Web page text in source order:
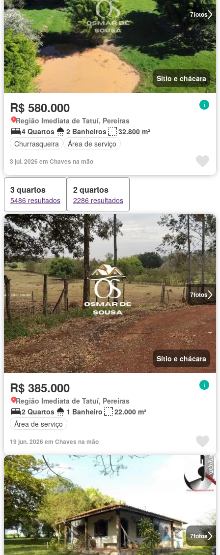
7fotos
Sítio e chácara
R$ 580.000
Região Imediata de Tatuí, Pereiras
4 Quartos
2 Banheiros
32.800 m²
Churrasqueira
Área de serviço
3 jul. 2026 em Chaves na mão
3 quartos
5486 resultados
2 quartos
2286 resultados
7fotos
Sítio e chácara
R$ 385.000
Região Imediata de Tatuí, Pereiras
2 Quartos
1 Banheiro
22.000 m²
Área de serviço
19 jun. 2026 em Chaves na mão
7fotos